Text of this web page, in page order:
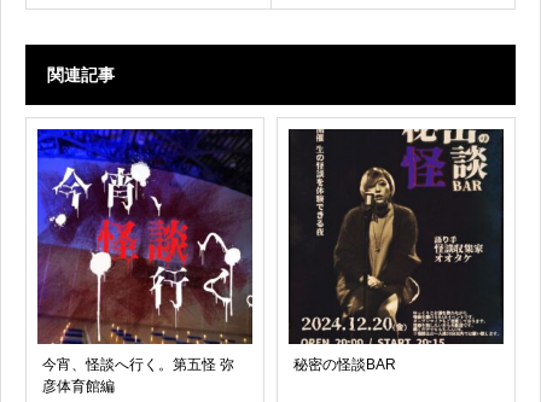
関連記事
今宵、怪談へ行く。第五怪 弥
彦体育館編
秘密の怪談BAR